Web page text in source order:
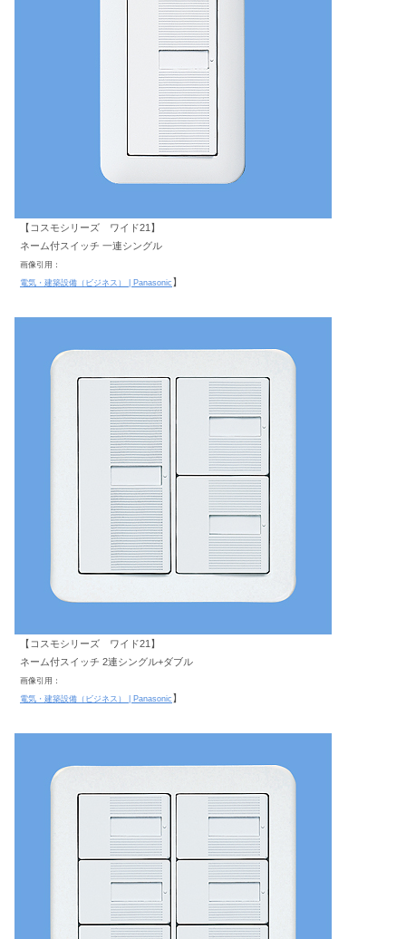
【コスモシリーズ ワイド21】
ネーム付スイッチ 一連シングル
画像引用：
電気・建築設備（ビジネス） | Panasonic 】
【コスモシリーズ ワイド21】
ネーム付スイッチ 2連シングル+ダブル
画像引用：
電気・建築設備（ビジネス） | Panasonic 】